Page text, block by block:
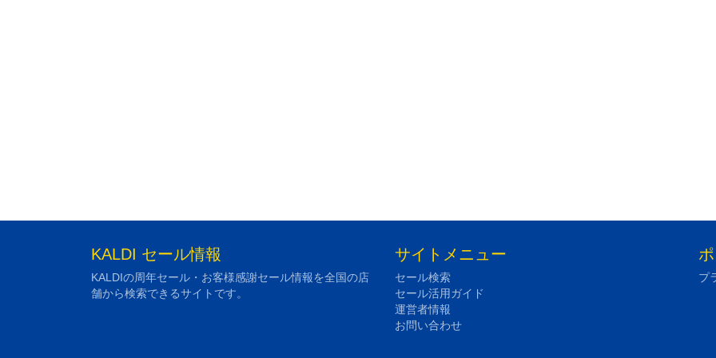
KALDI セール情報
KALDIの周年セール・お客様感謝セール情報を全国の店
舗から検索できるサイトです。
サイトメニュー
セール検索
セール活用ガイド
運営者情報
お問い合わせ
プ